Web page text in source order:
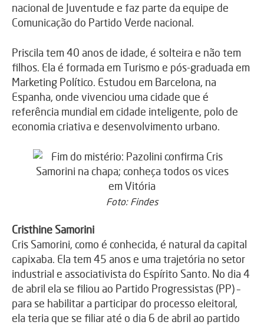
nacional de Juventude e faz parte da equipe de
Comunicação do Partido Verde nacional.
Priscila tem 40 anos de idade, é solteira e não tem
filhos. Ela é formada em Turismo e pós-graduada em
Marketing Político. Estudou em Barcelona, na
Espanha, onde vivenciou uma cidade que é
referência mundial em cidade inteligente, polo de
economia criativa e desenvolvimento urbano.
Foto: Findes
Cristhine Samorini
Cris Samorini, como é conhecida, é natural da capital
capixaba. Ela tem 45 anos e uma trajetória no setor
industrial e associativista do Espírito Santo. No dia 4
de abril ela se filiou ao Partido Progressistas (PP) –
para se habilitar a participar do processo eleitoral,
ela teria que se filiar até o dia 6 de abril ao partido